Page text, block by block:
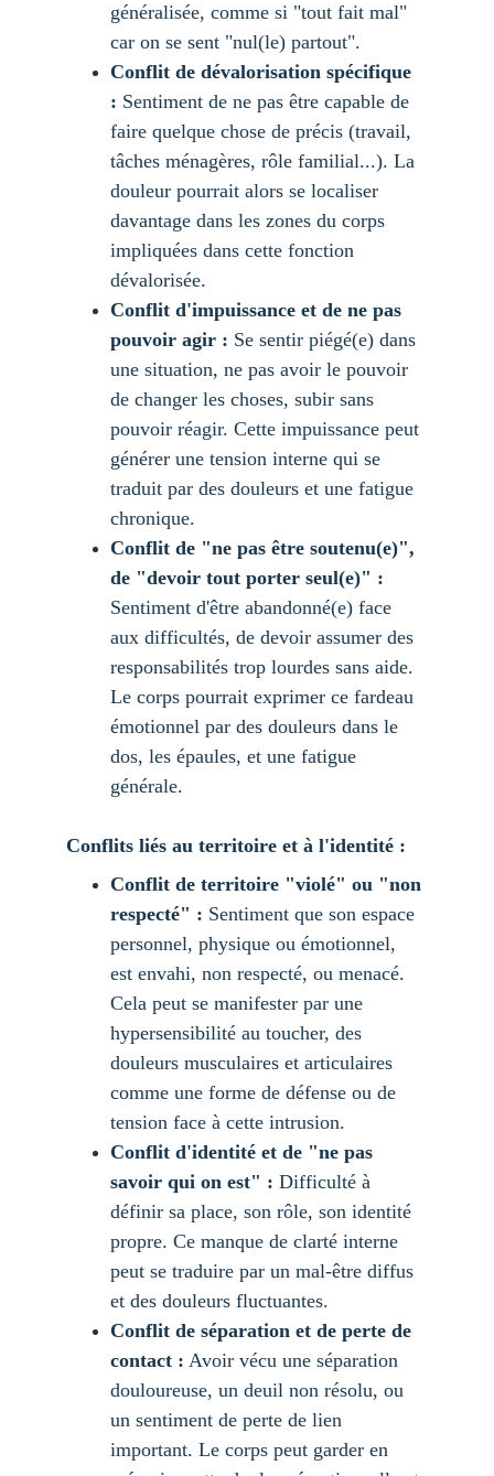
généralisée, comme si "tout fait mal"
car on se sent "nul(le) partout".
Conflit de dévalorisation spécifique
: Sentiment de ne pas être capable de
faire quelque chose de précis (travail,
tâches ménagères, rôle familial...). La
douleur pourrait alors se localiser
davantage dans les zones du corps
impliquées dans cette fonction
dévalorisée.
Conflit d'impuissance et de ne pas
pouvoir agir : Se sentir piégé(e) dans
une situation, ne pas avoir le pouvoir
de changer les choses, subir sans
pouvoir réagir. Cette impuissance peut
générer une tension interne qui se
traduit par des douleurs et une fatigue
chronique.
Conflit de "ne pas être soutenu(e)",
de "devoir tout porter seul(e)" :
Sentiment d'être abandonné(e) face
aux difficultés, de devoir assumer des
responsabilités trop lourdes sans aide.
Le corps pourrait exprimer ce fardeau
émotionnel par des douleurs dans le
dos, les épaules, et une fatigue
générale.
Conflits liés au territoire et à l'identité :
Conflit de territoire "violé" ou "non
respecté" : Sentiment que son espace
personnel, physique ou émotionnel,
est envahi, non respecté, ou menacé.
Cela peut se manifester par une
hypersensibilité au toucher, des
douleurs musculaires et articulaires
comme une forme de défense ou de
tension face à cette intrusion.
Conflit d'identité et de "ne pas
savoir qui on est" : Difficulté à
définir sa place, son rôle, son identité
propre. Ce manque de clarté interne
peut se traduire par un mal-être diffus
et des douleurs fluctuantes.
Conflit de séparation et de perte de
contact : Avoir vécu une séparation
douloureuse, un deuil non résolu, ou
un sentiment de perte de lien
important. Le corps peut garder en